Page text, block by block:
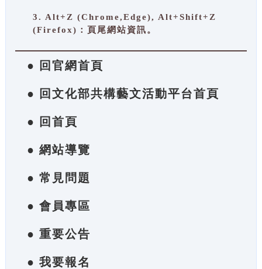
3. Alt+Z (Chrome,Edge), Alt+Shift+Z
(Firefox)：頁尾網站資訊。
● 回官網首頁
● 回文化部共構藝文活動平台首頁
● 回首頁
● 網站導覽
● 常見問題
● 會員專區
● 重要公告
● 我要報名